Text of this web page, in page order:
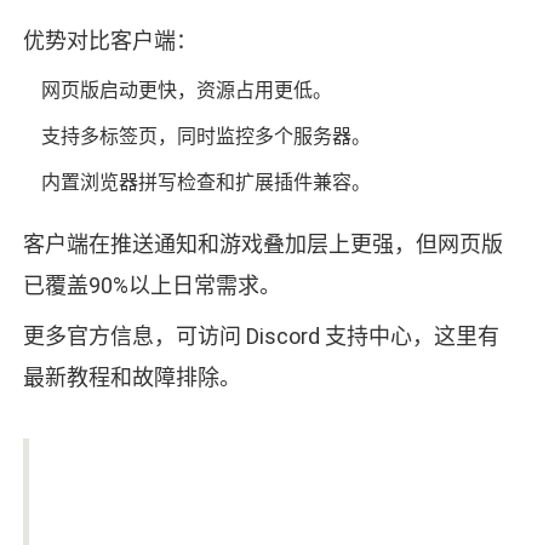
优势对比客户端：
网页版启动更快，资源占用更低。
支持多标签页，同时监控多个服务器。
内置浏览器拼写检查和扩展插件兼容。
客户端在推送通知和游戏叠加层上更强，但网页版
已覆盖90%以上日常需求。
更多官方信息，可访问 Discord 支持中心，这里有
最新教程和故障排除。